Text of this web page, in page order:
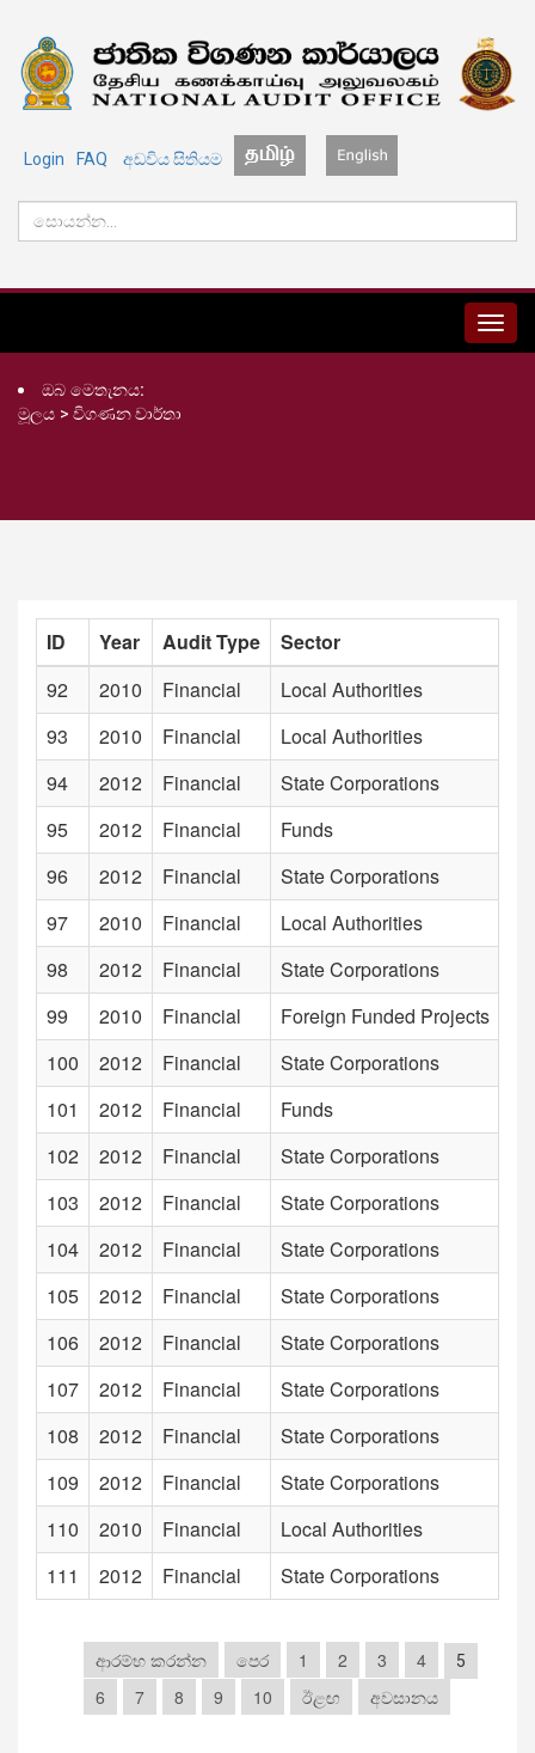
Login FAQ අඩවිය සිතියම
MENU
ඔබ මෙතැනය:
මූලය > විගණන වාර්තා
ID Year Audit Type Sector
92
2010 Financial Local Authorities
93
2010 Financial Local Authorities
94
2012 Financial State Corporations
95
2012 Financial Funds
96
2012 Financial State Corporations
97
2010 Financial Local Authorities
98
2012 Financial State Corporations
99
2010 Financial Foreign Funded Projects
100
2012 Financial State Corporations
101
2012 Financial Funds
102
2012 Financial State Corporations
103
2012 Financial State Corporations
104
2012 Financial State Corporations
105
2012 Financial State Corporations
106
2012 Financial State Corporations
107
2012 Financial State Corporations
108
2012 Financial State Corporations
109
2012 Financial State Corporations
110
2010 Financial Local Authorities
111
2012 Financial State Corporations
ආරම්භ කරන්න පෙර 1 2 3 4 5
6 7 8 9 10 ඊළඟ අවසානය